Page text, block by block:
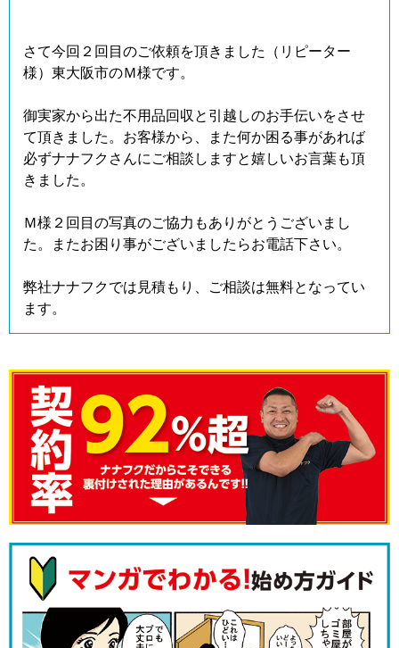
さて今回２回目のご依頼を頂きました（リピーター
様）東大阪市のＭ様です。
御実家から出た不用品回収と引越しのお手伝いをさせ
て頂きました。お客様から、また何か困る事があれば
必ずナナフクさんにご相談しますと嬉しいお言葉も頂
きました。
Ｍ様２回目の写真のご協力もありがとうございまし
た。またお困り事がございましたらお電話下さい。
弊社ナナフクでは見積もり、ご相談は無料となってい
ます。